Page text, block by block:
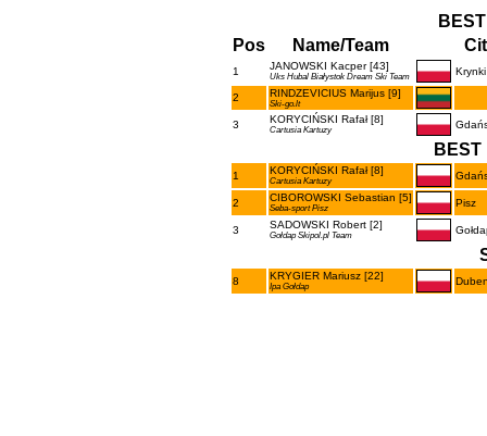
Pos
Name/Team
1 JANOWSKI Kacper [43]
Uks Hubal Białystok Dream Ski Team Krynki
2 RINDZEVICIUS Marijus [9]
Ski-go.lt
3 KORYCIŃSKI Rafał [8]
Cartusia Kartuzy
BEST
1 KORYCIŃSKI Rafał [8]
Cartusia Kartuzy
2 CIBOROWSKI Sebastian [5]
Seba-sport Pisz Pisz
3 SADOWSKI Robert [2]
Gołdap Skipol.pl Team
8 KRYGIER Mariusz [22]
Ipa Gołdap